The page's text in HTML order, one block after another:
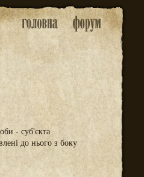
- суб'єкта
до нього з боку